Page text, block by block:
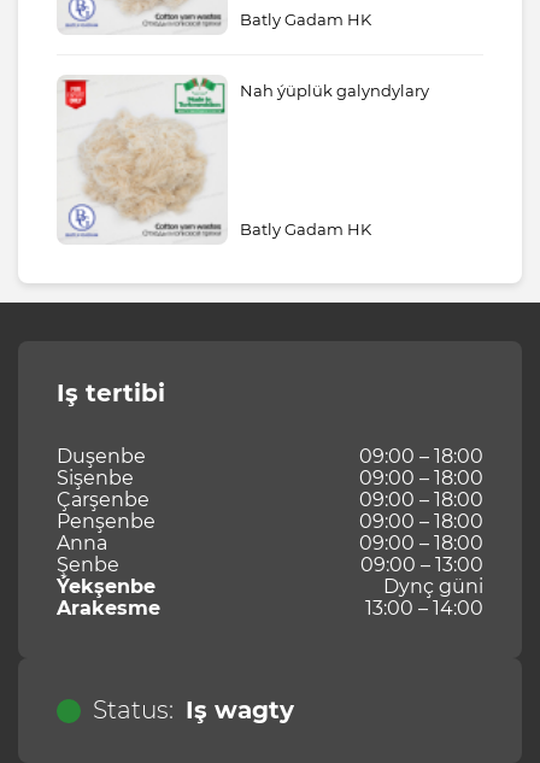
Batly Gadam HK
Nah ýüplük galyndylary
Batly Gadam HK
Iş tertibi
Duşenbe
09:00 – 18:00
Sişenbe
09:00 – 18:00
Çarşenbe
09:00 – 18:00
Penşenbe
09:00 – 18:00
Anna
09:00 – 18:00
Şenbe
09:00 – 13:00
Ýekşenbe
Dynç güni
Arakesme
13:00 – 14:00
Status: Iş wagty